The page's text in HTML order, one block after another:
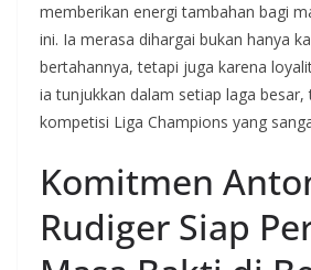
memberikan energi tambahan bagi
ini. Ia merasa dihargai bukan hanya
bertahannya, tetapi juga karena
ia tunjukkan dalam setiap laga besar,
kompetisi Liga Champions yang
Komitmen
Rudiger Siap